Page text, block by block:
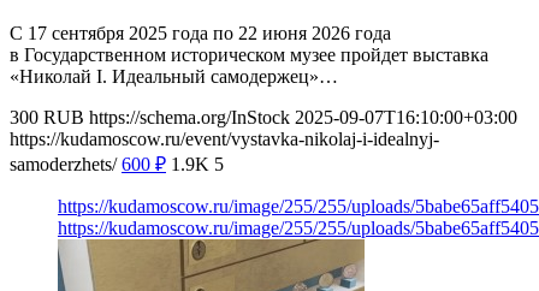
С 17 сентября 2025 года по 22 июня 2026 года
в Государственном историческом музее пройдет выставка
«Николай I. Идеальный самодержец»…
300 RUB https://schema.org/InStock 2025-09-07T16:10:00+03:00
https://kudamoscow.ru/event/vystavka-nikolaj-i-idealnyj-
samoderzhets/ 600 ₽ 1.9K 5
https://kudamoscow.ru/image/255/255/uploads/
https://kudamoscow.ru/image/255/255/uploads/